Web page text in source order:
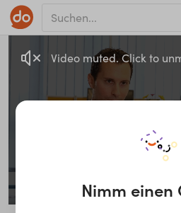
Video muted. Click to
Nimm einen